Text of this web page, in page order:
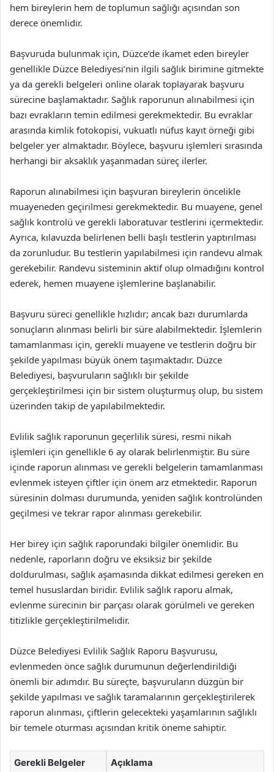
hem bireylerin hem de toplumun sağlığı açısından son
derece önemlidir.
Başvuruda bulunmak için, Düzce’de ikamet eden bireyler
genellikle Düzce Belediyesi’nin ilgili sağlık birimine gitmekte
ya da gerekli belgeleri online olarak toplayarak başvuru
sürecine başlamaktadır. Sağlık raporunun alınabilmesi için
bazı evrakların temin edilmesi gerekmektedir. Bu evraklar
arasında kimlik fotokopisi, vukuatlı nüfus kayıt örneği gibi
belgeler yer almaktadır. Böylece, başvuru işlemleri sırasında
herhangi bir aksaklık yaşanmadan süreç ilerler.
Raporun alınabilmesi için başvuran bireylerin öncelikle
muayeneden geçirilmesi gerekmektedir. Bu muayene, genel
sağlık kontrolü ve gerekli laboratuvar testlerini içermektedir.
Ayrıca, kılavuzda belirlenen belli başlı testlerin yaptırılması
da zorunludur. Bu testlerin yapılabilmesi için randevu almak
gerekebilir. Randevu sisteminin aktif olup olmadığını kontrol
ederek, hemen muayene işlemlerine başlanabilir.
Başvuru süreci genellikle hızlıdır; ancak bazı durumlarda
sonuçların alınması belirli bir süre alabilmektedir. İşlemlerin
tamamlanması için, gerekli muayene ve testlerin doğru bir
şekilde yapılması büyük önem taşımaktadır. Düzce
Belediyesi, başvuruların sağlıklı bir şekilde
gerçekleştirilmesi için bir sistem oluşturmuş olup, bu sistem
üzerinden takip de yapılabilmektedir.
Evlilik sağlık raporunun geçerlilik süresi, resmi nikah
işlemleri için genellikle 6 ay olarak belirlenmiştir. Bu süre
içinde raporun alınması ve gerekli belgelerin tamamlanması
evlenmek isteyen çiftler için önem arz etmektedir. Raporun
süresinin dolması durumunda, yeniden sağlık kontrolünden
geçilmesi ve tekrar rapor alınması gerekebilir.
Her birey için sağlık raporundaki bilgiler önemlidir. Bu
nedenle, raporların doğru ve eksiksiz bir şekilde
doldurulması, sağlık aşamasında dikkat edilmesi gereken en
temel hususlardan biridir. Evlilik sağlık raporu almak,
evlenme sürecinin bir parçası olarak görülmeli ve gereken
titizlikle gerçekleştirilmelidir.
Düzce Belediyesi Evlilik Sağlık Raporu Başvurusu,
evlenmeden önce sağlık durumunun değerlendirildiği
önemli bir adımdır. Bu süreçte, başvuruların düzgün bir
şekilde yapılması ve sağlık taramalarının gerçekleştirilerek
raporun alınması, çiftlerin gelecekteki yaşamlarının sağlıklı
bir temele oturması açısından kritik öneme sahiptir.
Gerekli Belgeler Açıklama